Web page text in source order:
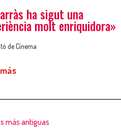
ha sigut una
molt enriquidora»
de Cinema
más antiguas